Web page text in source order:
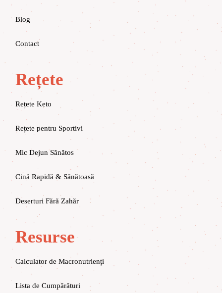
Blog
Contact
Rețete
Rețete Keto
Rețete pentru Sportivi
Mic Dejun Sănătos
Cină Rapidă & Sănătoasă
Deserturi Fără Zahăr
Resurse
Calculator de Macronutrienți
Lista de Cumpărături